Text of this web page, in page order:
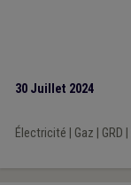
30 Juillet 2024
Électricité Gaz GRD